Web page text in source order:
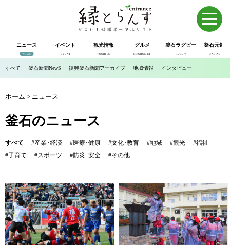
ニュース
NEWS
イベント
EVENT
観光情報
TOURISM
グルメ
GOURUMET
釜石ラグビー
RUGBY
釜石元気
ONLINE SHOP
すべて 釜石新聞NewS 復興釜石新聞アーカイブ 地域情報 インタビュー
ホーム > ニュース
釜石のニュース
すべて #産業･経済 #医療･健康 #文化･教育 #地域 #観光
#福祉
#子育て
#スポーツ #防災･安全 #その他